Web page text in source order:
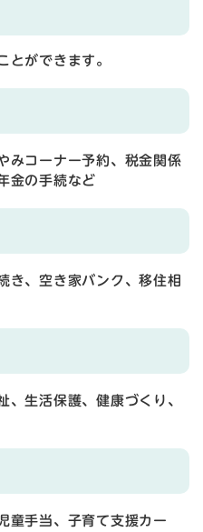
とができます。
みコーナー予約、税金関係
金の手続など
き、空き家バンク、移住相
、生活保護、健康づくり、
童手当、子育て支援カー